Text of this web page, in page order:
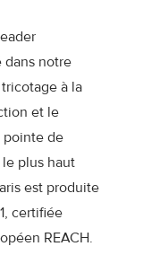
dans notre
à la
et le
pointe de
le plus haut
est produite
certifiée
REACH.